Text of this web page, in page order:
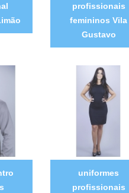
profissionais
femininos Vila
Gustavo
uniformes
profissionais